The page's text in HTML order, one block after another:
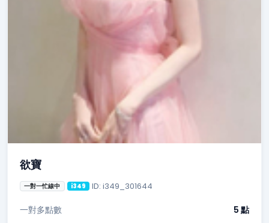
欲寶
一對一忙線中 i349 ID: i349_301644
一對多點數
5 點